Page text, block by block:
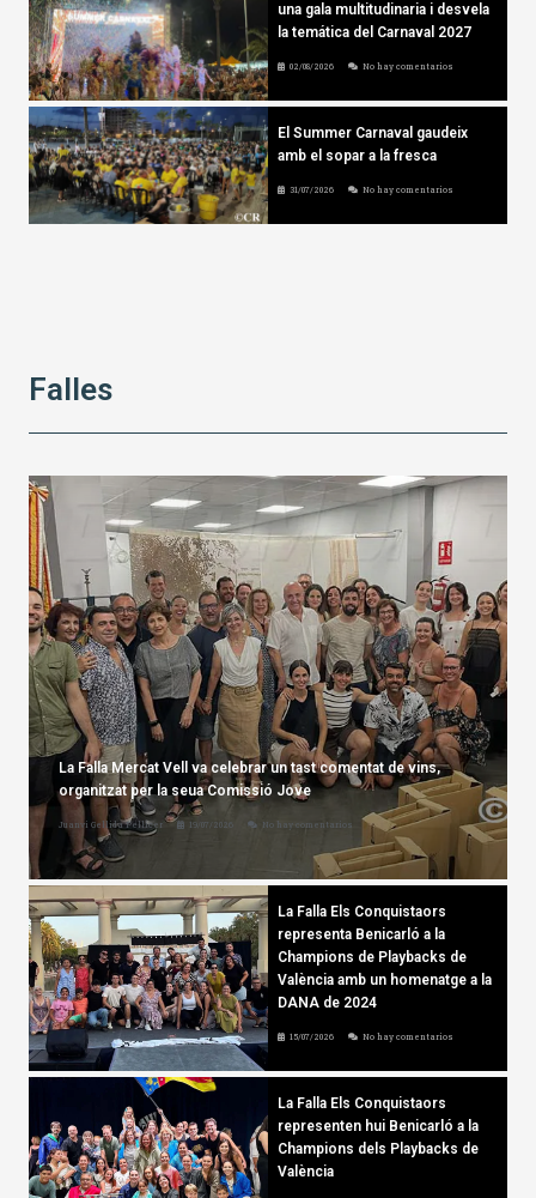
una gala multitudinaria i desvela
la temática del Carnaval 2027
02/08/2026 No hay comentarios
El Summer Carnaval gaudeix
amb el sopar a la fresca
31/07/2026 No hay comentarios
Falles
La Falla Mercat Vell va celebrar un tast comentat de vins,
organitzat per la seua Comissió Jove
Juanvi Gellida Pellicer 19/07/2026 No hay comentarios
La Falla Els Conquistaors
representa Benicarló a la
Champions de Playbacks de
València amb un homenatge a la
DANA de 2024
15/07/2026 No hay comentarios
La Falla Els Conquistaors
representen hui Benicarló a la
Champions dels Playbacks de
València